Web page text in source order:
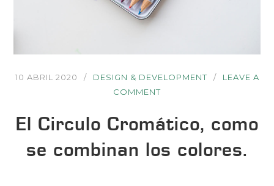
10 ABRIL 2020 DESIGN & DEVELOPMENT
LEAVE A
COMMENT
El Circulo Cromático, como
se combinan los colores.